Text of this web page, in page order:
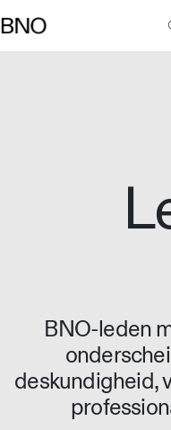
BNO-leden
deskundigheid,